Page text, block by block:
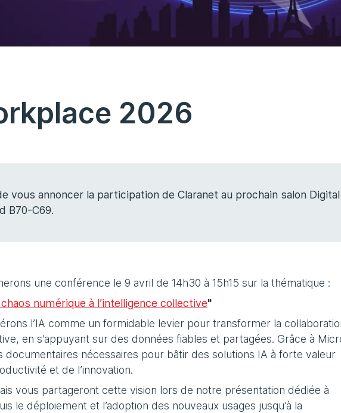
2026
vous annoncer la participation de Claranet au prochain salon Digital
B70-C69.
une conférence le 9 avril de 14h30 à 15h15 sur la thématique :
numérique à l’intelligence collective"
l’IA comme un formidable levier pour transformer la
en s’appuyant sur des données fiables et partagées. Grâce à
documentaires nécessaires pour bâtir des solutions IA à forte valeur
et de l’innovation.
vous partageront cette vision lors de notre présentation dédiée à
le déploiement et l’adoption des nouveaux usages jusqu’à la